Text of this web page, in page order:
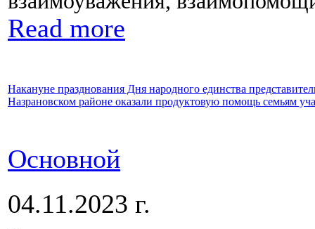
Read more
Накануне празднования Дня народного единства
Назрановском районе оказали продуктовую помощь семьям
Основной
04.11.2023 г.